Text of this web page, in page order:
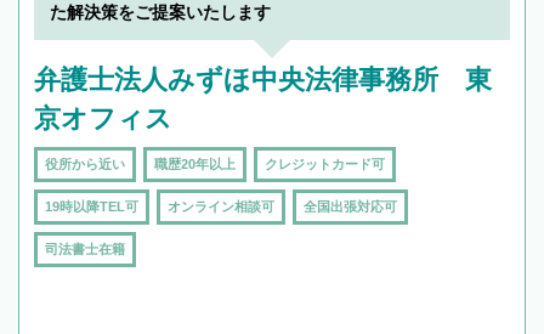
た解決策をご提案いたします
弁護士法人みずほ中央法律事務所 東
京オフィス
役所から近い 職歴20年以上 クレジットカード可
19時以降TEL可 オンライン相談可 全国出張対応可
司法書士在籍